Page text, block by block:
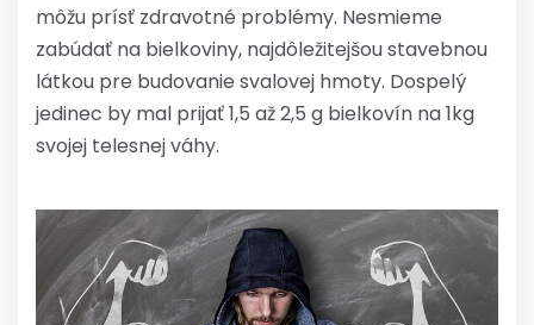
môžu prísť zdravotné problémy. Nesmieme
zabúdať na bielkoviny, najdôležitejšou stavebnou
látkou pre budovanie svalovej hmoty. Dospelý
jedinec by mal prijať 1,5 až 2,5 g bielkovín na 1kg
svojej telesnej váhy.